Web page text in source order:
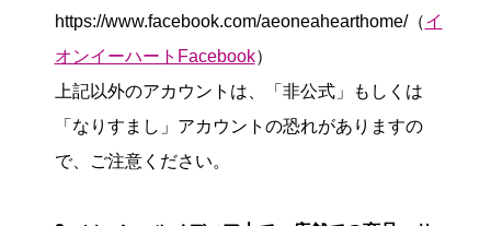
https://www.facebook.com/aeoneahearthome/（イ
オンイーハートFacebook）
上記以外のアカウントは、「非公式」もしくは
「なりすまし」アカウントの恐れがありますの
で、ご注意ください。